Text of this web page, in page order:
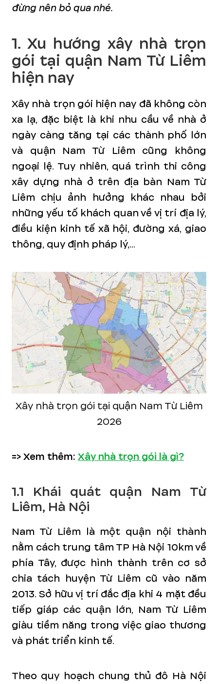
đừng nên bỏ qua nhé.
1. Xu hướng xây nhà trọn
gói tại quận Nam Từ Liêm
hiện nay
Xây nhà trọn gói hiện nay đã không còn
xa lạ, đặc biệt là khi nhu cầu về nhà ở
ngày càng tăng tại các thành phố lớn
và quận Nam Từ Liêm cũng không
ngoại lệ. Tuy nhiên, quá trình thi công
xây dựng nhà ở trên địa bàn Nam Từ
Liêm chịu ảnh hưởng khác nhau bởi
những yếu tố khách quan về vị trí địa lý,
điều kiện kinh tế xã hội, đường xá, giao
thông, quy định pháp lý,...
Xây nhà trọn gói tại quận Nam Từ Liêm
2026
=> Xem thêm: Xây nhà trọn gói là gì?
1.1 Khái quát quận Nam Từ
Liêm, Hà Nội
Nam Từ Liêm là một quận nội thành
nằm cách trung tâm TP Hà Nội 10km về
phía Tây, được hình thành trên cơ sở
chia tách huyện Từ Liêm cũ vào năm
2013. Sở hữu vị trí đắc địa khi 4 mặt đều
tiếp giáp các quận lớn, Nam Từ Liêm
giàu tiềm năng trong việc giao thương
và phát triển kinh tế.
Theo quy hoạch chung thủ đô Hà Nội